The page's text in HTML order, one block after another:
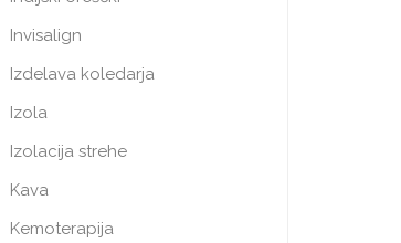
Invisalign
Izdelava koledarja
Izola
Izolacija strehe
Kava
Kemoterapija